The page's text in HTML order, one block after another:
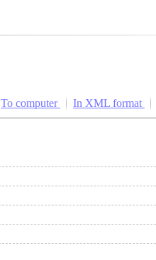
To computer In XML format